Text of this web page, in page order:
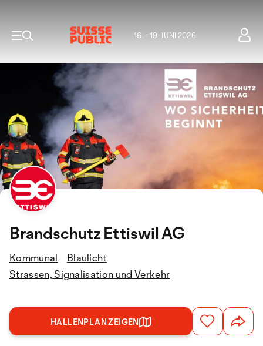
16. - 19. JUNI 2026
Brandschutz Ettiswil AG
Kommunal
Blaulicht
Strassen, Signalisation und Verkehr
HALLENPLAN ZEIGEN